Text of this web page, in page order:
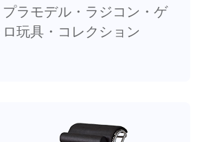
ラモデル・ラジコン・ゲ
玩具・コレクション